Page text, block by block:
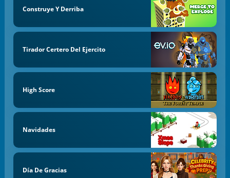
Construye Y Derriba
Tirador Certero Del Ejercito
High Score
Navidades
Día De Gracias